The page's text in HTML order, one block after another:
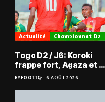
Actualité Championnat D2
Togo D2 / J6: Koroki
frappe fort, Agaza et la
JCA assurent,
suspense avant Sara
FC – Doumbé FC
BYFOOT.TG 6 AOÛT 2026